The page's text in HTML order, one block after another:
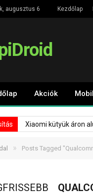
augusztus 6 Kezdőlap
Akciók
Xiaomi kütyük áron
» Posts Tagged